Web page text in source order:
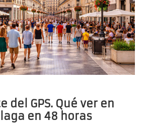
del GPS. Qué ver en
en 48 horas